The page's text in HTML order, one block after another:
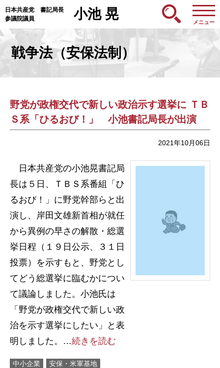
日本共産党 書記局長
参議院議員
小池 晃
メニュー
戦争法（安保法制）
野党が政権交代で新しい政治示す選挙に ＴＢ
Ｓ系「ひるおび！」 小池書記局長が出演
2021年10月06日
日本共産党の小池晃書記局
長は５日、ＴＢＳ系番組「ひ
るおび！」に野党幹部らと出
演し、岸田文雄新首相が就任
から異例の早さの解散・総選
挙日程（１９日公示、３１日
投票）を示すもと、野党とし
てどう総選挙に臨むかについ
て議論しました。小池氏は
「野党が政権交代で新しい政
治を示す選挙にしたい」と表
明しました。…続きを読む
中小企業
安保・米軍基地